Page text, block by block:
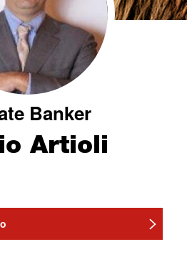
Banker
Artioli